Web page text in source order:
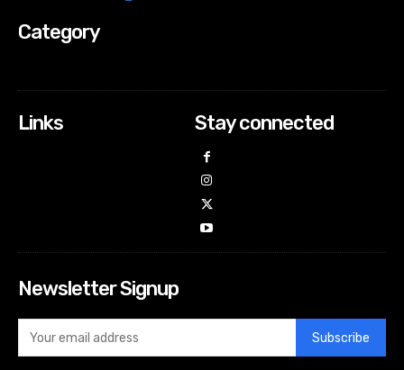
Category
Links Stay connected
Newsletter Signup
Subscribe